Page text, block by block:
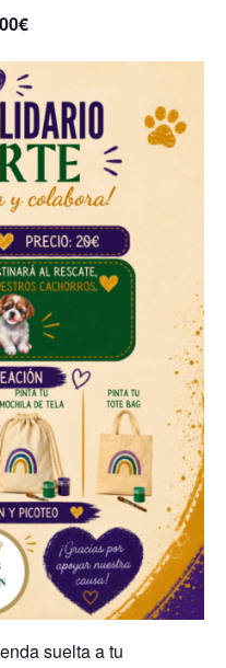
suelta a tu